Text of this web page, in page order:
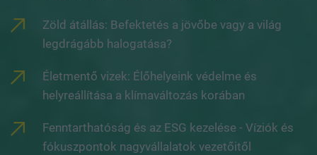
Zöld átállás: Befektetés a jövőbe vagy a világ
legdrágább halogatása?
Életmentő vizek: Élőhelyeink védelme és
helyreállítása a klímaváltozás korában
Fenntarthatóság és az ESG kezelése - Víziók és
fókuszpontok nagyvállalatok vezetőitől